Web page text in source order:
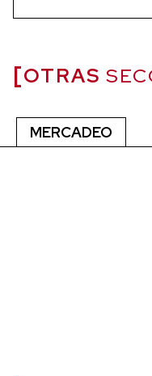
OTRAS
MERCADEO